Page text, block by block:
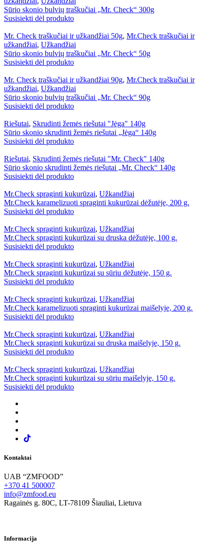
Sūrio skonio bulvių traškučiai „Mr. Check“ 300g
Susisiekti dėl produkto
Mr. Check traškučiai ir užkandžiai 50g, Mr.Check traškučiai ir
užkandžiai, Užkandžiai
Sūrio skonio bulvių traškučiai „Mr. Check“ 50g
Susisiekti dėl produkto
Mr. Check traškučiai ir užkandžiai 90g, Mr.Check traškučiai ir
užkandžiai, Užkandžiai
Sūrio skonio bulvių traškučiai „Mr. Check“ 90g
Susisiekti dėl produkto
Riešutai, Skrudinti žemės riešutai "Jėga" 140g
Sūrio skonio skrudinti žemės riešutai „Jėga“ 140g
Susisiekti dėl produkto
Riešutai, Skrudinti žemės riešutai "Mr. Check" 140g
Sūrio skonio skrudinti žemės riešutai „Mr. Check“ 140g
Susisiekti dėl produkto
Mr.Check spraginti kukurūzai, Užkandžiai
Mr.Check karamelizuoti spraginti kukurūzai dėžutėje, 200 g.
Susisiekti dėl produkto
Mr.Check spraginti kukurūzai, Užkandžiai
Mr.Check spraginti kukurūzai su druska dėžutėje, 100 g.
Susisiekti dėl produkto
Mr.Check spraginti kukurūzai, Užkandžiai
Mr.Check spraginti kukurūzai su sūriu dėžutėje, 150 g.
Susisiekti dėl produkto
Mr.Check spraginti kukurūzai, Užkandžiai
Mr.Check karamelizuoti spraginti kukurūzai maišelyje, 200 g.
Susisiekti dėl produkto
Mr.Check spraginti kukurūzai, Užkandžiai
Mr.Check spraginti kukurūzai su druska maišelyje, 150 g.
Susisiekti dėl produkto
Mr.Check spraginti kukurūzai, Užkandžiai
Mr.Check spraginti kukurūzai su sūriu maišelyje, 150 g.
Susisiekti dėl produkto
Kontaktai
UAB “ZMFOOD”
+370 41 500007
info@zmfood.eu
Ragainės g. 80C, LT-78109 Šiauliai, Lietuva
Informacija